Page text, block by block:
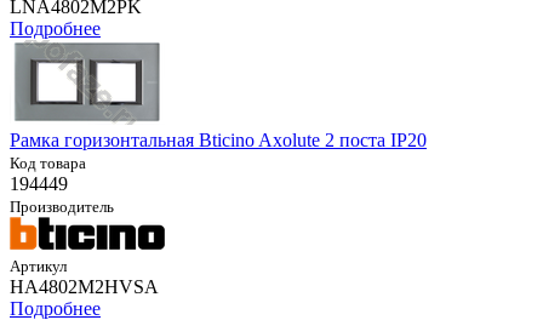
LNA4802M2PK
Подробнее
Рамка горизонтальная Bticino Axolute 2 поста IP20
Код товара
194449
Производитель
Артикул
HA4802M2HVSA
Подробнее